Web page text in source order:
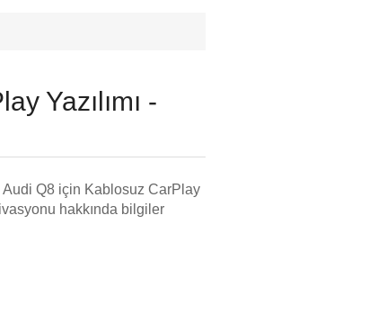
Yazılımı -
Audi Q8 için Kablosuz CarPlay
hakkında bilgiler